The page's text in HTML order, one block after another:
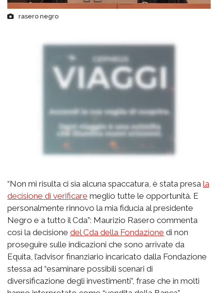
rasero negro
“Non mi risulta ci sia alcuna spaccatura, è stata presa la
decisione di verificare meglio tutte le opportunità. E
personalmente rinnovo la mia fiducia al presidente
Negro e a tutto il Cda”: Maurizio Rasero commenta
così la decisione del Cda della Fondazione di non
proseguire sulle indicazioni che sono arrivate da
Equita, l’advisor finanziario incaricato dalla Fondazione
stessa ad “esaminare possibili scenari di
diversificazione degli investimenti”, frase che in molti